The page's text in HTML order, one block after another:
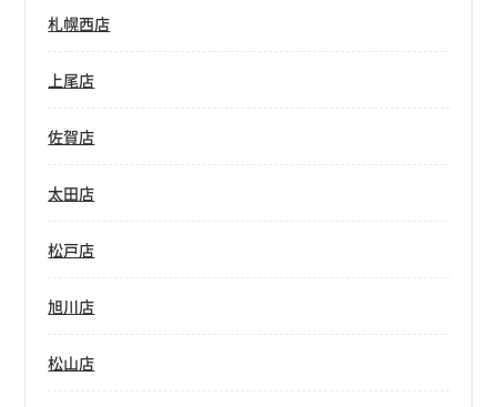
札幌西店
上尾店
佐賀店
太田店
松戸店
旭川店
松山店